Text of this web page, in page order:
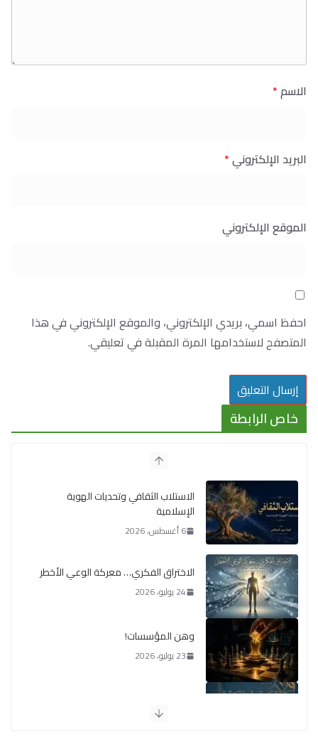
الاسم*
البريد الإلكتروني*
الموقع الإلكتروني
احفظ اسمي، بريدي الإلكتروني، والموقع الإلكتروني في هذا
المتصفح لاستخدامها المرة المقبلة في تعليقي.
خاص الرابطة
الاستلاب الثقافي وتحديات الهوية
الإسلامية
6 أغسطس، 2026
الاختراق الفكري… معركة الوعي الأخطر
24 يوليو، 2026
وهن المؤسسات!
23 يوليو، 2026